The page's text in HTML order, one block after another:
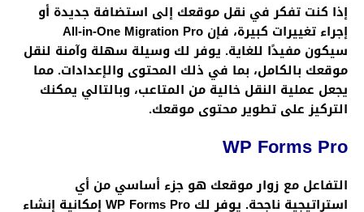
إذا كنت تفكر في نقل موقعك إلى استضافة جديدة أو
إجراء تغييرات كبيرة، فإن All-in-One Migration Pro
سيكون مفيدًا للغاية. يوفر لك وسيلة سهلة وآمنة لنقل
موقعك بالكامل، بما في ذلك المحتوى والإعدادات. مما
يجعل عملية النقل خالية من المتاعب، وبالتالي يمكنك
التركيز على تطوير محتوى موقعك.
WP Forms Pro
التفاعل مع زوار موقعك هو جزء أساسي من أي
استراتيجية ناجحة. يوفر لك WP Forms Pro إمكانية إنشاء